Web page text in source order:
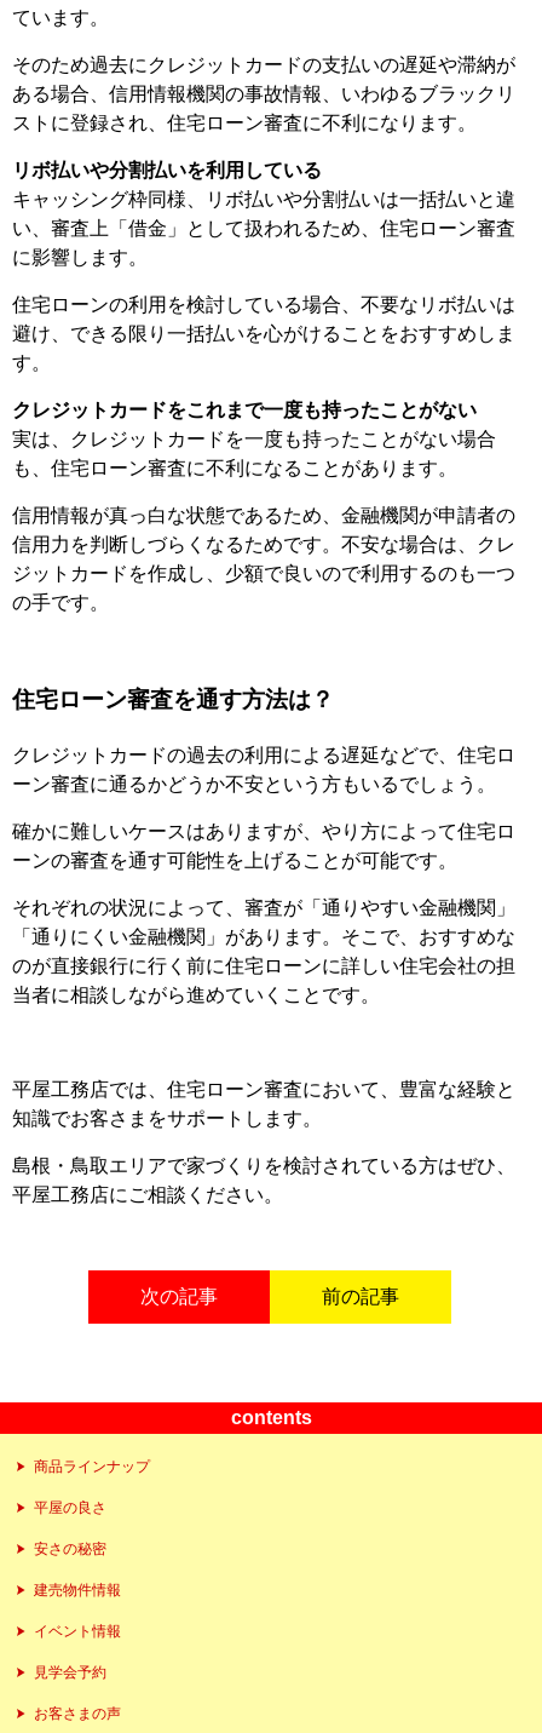
ています。
そのため過去にクレジットカードの支払いの遅延や滞納が
ある場合、信用情報機関の事故情報、いわゆるブラックリ
ストに登録され、住宅ローン審査に不利になります。
リボ払いや分割払いを利用している
キャッシング枠同様、リボ払いや分割払いは一括払いと違
い、審査上「借金」として扱われるため、住宅ローン審査
に影響します。
住宅ローンの利用を検討している場合、不要なリボ払いは
避け、できる限り一括払いを心がけることをおすすめしま
す。
クレジットカードをこれまで一度も持ったことがない
実は、クレジットカードを一度も持ったことがない場合
も、住宅ローン審査に不利になることがあります。
信用情報が真っ白な状態であるため、金融機関が申請者の
信用力を判断しづらくなるためです。不安な場合は、クレ
ジットカードを作成し、少額で良いので利用するのも一つ
の手です。
住宅ローン審査を通す方法は？
クレジットカードの過去の利用による遅延などで、住宅ロ
ーン審査に通るかどうか不安という方もいるでしょう。
確かに難しいケースはありますが、やり方によって住宅ロ
ーンの審査を通す可能性を上げることが可能です。
それぞれの状況によって、審査が「通りやすい金融機関」
「通りにくい金融機関」があります。そこで、おすすめな
のが直接銀行に行く前に住宅ローンに詳しい住宅会社の担
当者に相談しながら進めていくことです。
平屋工務店では、住宅ローン審査において、豊富な経験と
知識でお客さまをサポートします。
島根・鳥取エリアで家づくりを検討されている方はぜひ、
平屋工務店にご相談ください。
次の記事 前の記事
contents
商品ラインナップ
平屋の良さ
安さの秘密
建売物件情報
イベント情報
見学会予約
お客さまの声